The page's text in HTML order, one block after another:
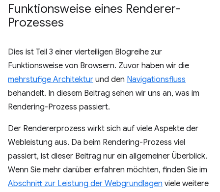
Funktionsweise eines Renderer-
Prozesses
Dies ist Teil 3 einer vierteiligen Blogreihe zur
Funktionsweise von Browsern. Zuvor haben wir die
mehrstufige Architektur und den Navigationsfluss
behandelt. In diesem Beitrag sehen wir uns an, was im
Rendering-Prozess passiert.
Der Rendererprozess wirkt sich auf viele Aspekte der
Webleistung aus. Da beim Rendering-Prozess viel
passiert, ist dieser Beitrag nur ein allgemeiner Überblick.
Wenn Sie mehr darüber erfahren möchten, finden Sie im
Abschnitt zur Leistung der Webgrundlagen viele weitere